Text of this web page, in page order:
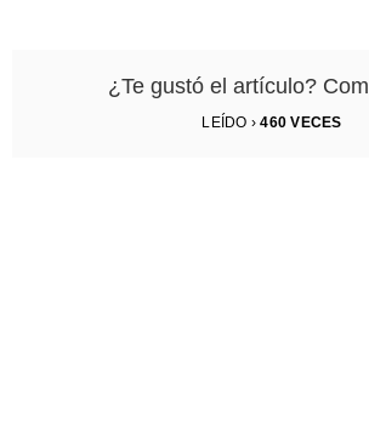
¿Te gustó el artículo?
LEÍDO ›460 VECES